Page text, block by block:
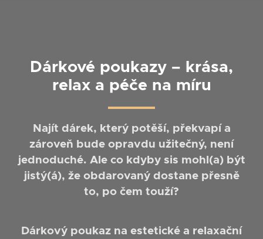
Dárkové poukazy – krása,
relax a péče na míru
Najít dárek, který potěší, překvapí a
zároveň bude opravdu užitečný, není
jednoduché. Ale co kdyby sis mohl(a) být
jistý(á), že obdarovaný dostane přesně
to, po čem touží?
Dárkový poukaz na estetické a relaxační